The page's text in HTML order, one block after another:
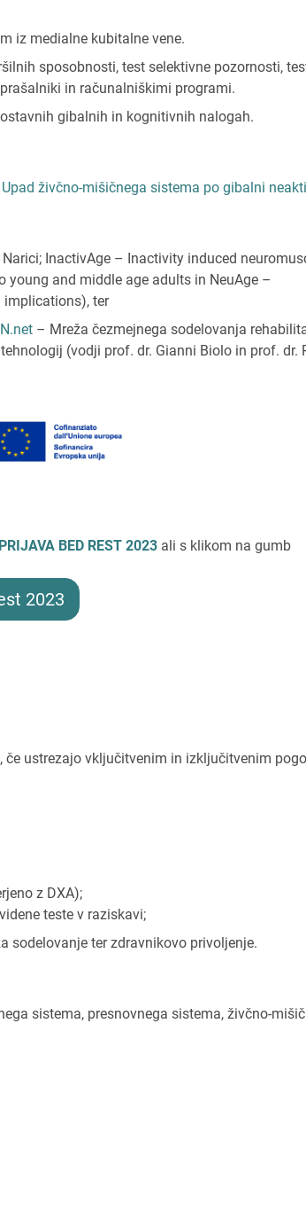
iz medialne kubitalne vene.
sposobnosti, test selektivne pozornosti,
in računalniškimi programi.
gibalnih in kognitivnih nalogah.
Upad živčno-mišičnega sistema po gibalni
InactivAge – Inactivity induced
and middle age adults in NeuAge –
implications), ter
– Mreža čezmejnega sodelovanja
(vodji prof. dr. Gianni Biolo in prof. dr.
PRIJAVA BED REST 2023 ali s klikom na gumb
2023
ustrezajo vključitvenim in izključitvenim
z DXA);
teste v raziskavi;
sodelovanje ter zdravnikovo privoljenje.
sistema, presnovnega sistema, živčno-